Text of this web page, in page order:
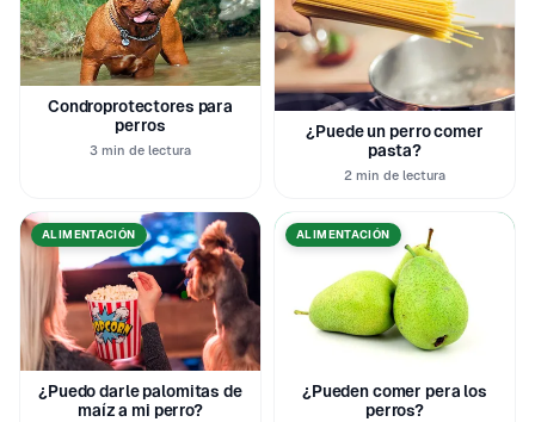
Condroprotectores para
perros
3 min de lectura
¿Puede un perro comer
pasta?
2 min de lectura
ALIMENTACIÓN
¿Puedo darle palomitas de
maíz a mi perro?
ALIMENTACIÓN
¿Pueden comer pera los
perros?